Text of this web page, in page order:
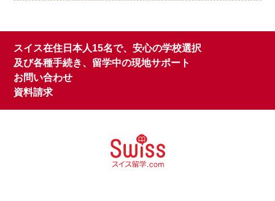
スイス在住日本人15名で、安心の学校選択
及び各種手続き、留学中の現地サポート
お問い合わせ
資料請求